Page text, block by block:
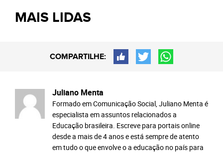
MAIS LIDAS
COMPARTILHE:
Juliano Menta
Formado em Comunicação Social, Juliano Menta é
especialista em assuntos relacionados a
Educação brasileira. Escreve para portais online
desde a mais de 4 anos e está sempre de atento
em tudo o que envolve o a educação no país para